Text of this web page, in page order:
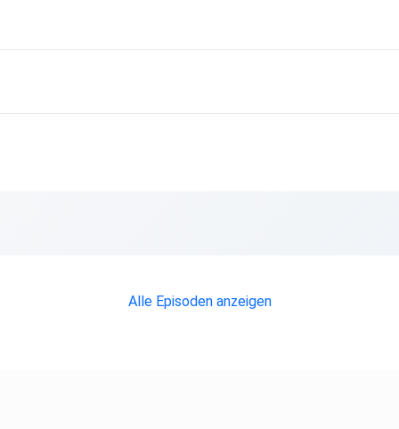
Alle Episoden anzeigen